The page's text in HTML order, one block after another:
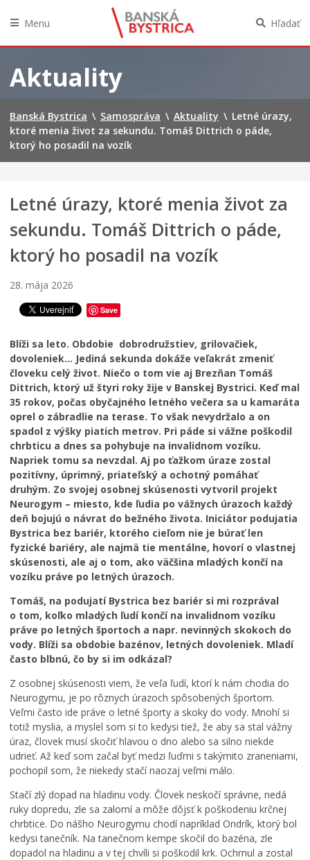
obsah
Menu Hľadať
Aktuality
Banská Bystrica \ Samospráva \ Aktuality \ Letné úrazy,
ktoré menia život za sekundu. Tomáš Dittrich o páde,
ktorý ho posadil na vozík
Letné úrazy, ktoré menia život za
sekundu. Tomáš Dittrich o páde,
ktorý ho posadil na vozík
28. mája 2026
Save
Blíži sa leto. Obdobie dobrodružstiev, grilovačiek,
dovoleniek… Jediná sekunda dokáže veľakrát zmeniť
človeku celý život. Niečo o tom vie aj Brezňan Tomáš
Dittrich, ktorý už štyri roky žije v Banskej Bystrici. Keď mal
35 rokov, počas obyčajného letného večera sa u kamaráta
oprel o zábradlie na terase. To však nevydržalo a on
spadol z výšky piatich metrov. Pri páde si vážne poškodil
chrbticu a dnes sa pohybuje na invalidnom vozíku.
Napriek tomu sa nevzdal. Aj po ťažkom úraze zostal
pozitívny, úprimný, priateľský a ochotný pomáhať
druhým. Zo svojej osobnej skúsenosti vytvoril projekt
Neurogym – miesto, kde ľudia po vážnych úrazoch každý
deň bojujú o návrat do bežného života. Iniciátor podujatia
Bystrica bez bariér, ktorého cieľom nie je búrať len
fyzické bariéry, ale najmä tie mentálne, hovorí o vlastnej
skúsenosti, ale aj o tom, ako väčšina mladých končí na
vozíku práve po letných úrazoch.
Tomáš, na podujatí Bystrica bez bariér si mi rozprával
o tom, koľko mladých ľudí končí na invalidnom vozíku
práve po letných športoch a napr. nevinných skokoch do
vody. Blíži sa obdobie bazénov, letných dovoleniek. Mladí
často blbnú, čo by si im odkázal?
Z osobnej skúsenosti viem, že veľa ľudí, ktorí k nám chodia do
Neurogymu, je po rôznych úrazoch spôsobených športom.
Veľmi často ide práve o letné športy a skoky do vody. Mnohí si
totiž myslia, a myslel som si to kedysi tiež, že aby sa stal vážny
úraz, človek musí skočiť hlavou o dno alebo sa silno niekde
udrieť. Až keď som začal byť medzi ľuďmi s takýmito zraneniami,
pochopil som, že niekedy stačí naozaj veľmi málo.
Stačí zlý dopad na hladinu vody. Človek neskočí správne, nedá
ruky dopredu, zle sa zalomí a môže dôjsť k poškodeniu krčnej
chrbtice. Do nášho Neurogymu chodí napríklad Ondrík, ktorý bol
kedysi tanečník. Na tanečnom kempe skočil do bazéna, zle
dopadol na hladinu a v tej chvíli si poškodil krk. Ochrnul a zostal